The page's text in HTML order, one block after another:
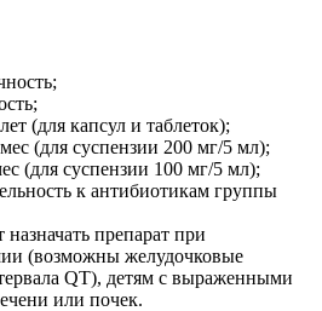
(для капсул и таблеток);
(для суспензии 200 мг/5 мл);
(для суспензии 100 мг/5 мл);
к антибиотикам группы
препарат при
(возможны желудочковые
QT), детям с выраженными
или почек.